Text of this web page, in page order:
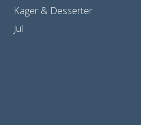
Kager & Desserter
Jul